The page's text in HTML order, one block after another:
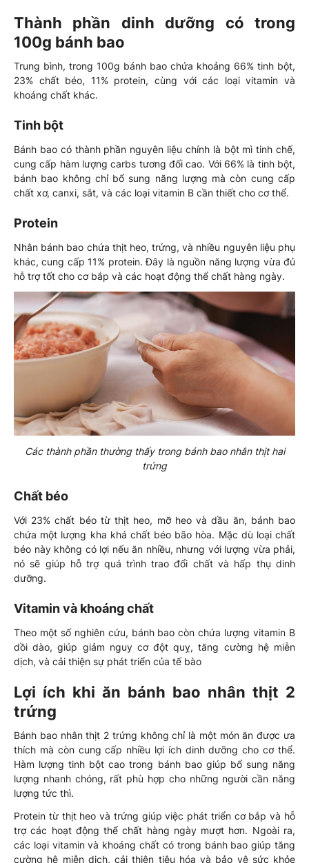
Thành phần dinh dưỡng có trong
100g bánh bao
Trung bình, trong 100g bánh bao chứa khoảng 66% tinh bột,
23% chất béo, 11% protein, cùng với các loại vitamin và
khoáng chất khác.
Tinh bột
Bánh bao có thành phần nguyên liệu chính là bột mì tinh chế,
cung cấp hàm lượng carbs tương đối cao. Với 66% là tinh bột,
bánh bao không chỉ bổ sung năng lượng mà còn cung cấp
chất xơ, canxi, sắt, và các loại vitamin B cần thiết cho cơ thể.
Protein
Nhân bánh bao chứa thịt heo, trứng, và nhiều nguyên liệu phụ
khác, cung cấp 11% protein. Đây là nguồn năng lượng vừa đủ
hỗ trợ tốt cho cơ bắp và các hoạt động thể chất hàng ngày.
Các thành phần thường thấy trong bánh bao nhân thịt hai
trứng
Chất béo
Với 23% chất béo từ thịt heo, mỡ heo và dầu ăn, bánh bao
chứa một lượng kha khá chất béo bão hòa. Mặc dù loại chất
béo này không có lợi nếu ăn nhiều, nhưng với lượng vừa phải,
nó sẽ giúp hỗ trợ quá trình trao đổi chất và hấp thụ dinh
dưỡng.
Vitamin và khoáng chất
Theo một số nghiên cứu, bánh bao còn chứa lượng vitamin B
dồi dào, giúp giảm nguy cơ đột quỵ, tăng cường hệ miễn
dịch, và cải thiện sự phát triển của tế bào
Lợi ích khi ăn bánh bao nhân thịt 2
trứng
Bánh bao nhân thịt 2 trứng không chỉ là một món ăn được ưa
thích mà còn cung cấp nhiều lợi ích dinh dưỡng cho cơ thể.
Hàm lượng tinh bột cao trong bánh bao giúp bổ sung năng
lượng nhanh chóng, rất phù hợp cho những người cần năng
lượng tức thì.
Protein từ thịt heo và trứng giúp việc phát triển cơ bắp và hỗ
trợ các hoạt động thể chất hàng ngày mượt hơn. Ngoài ra,
các loại vitamin và khoáng chất có trong bánh bao giúp tăng
cường hệ miễn dịch, cải thiện tiêu hóa và bảo vệ sức khỏe